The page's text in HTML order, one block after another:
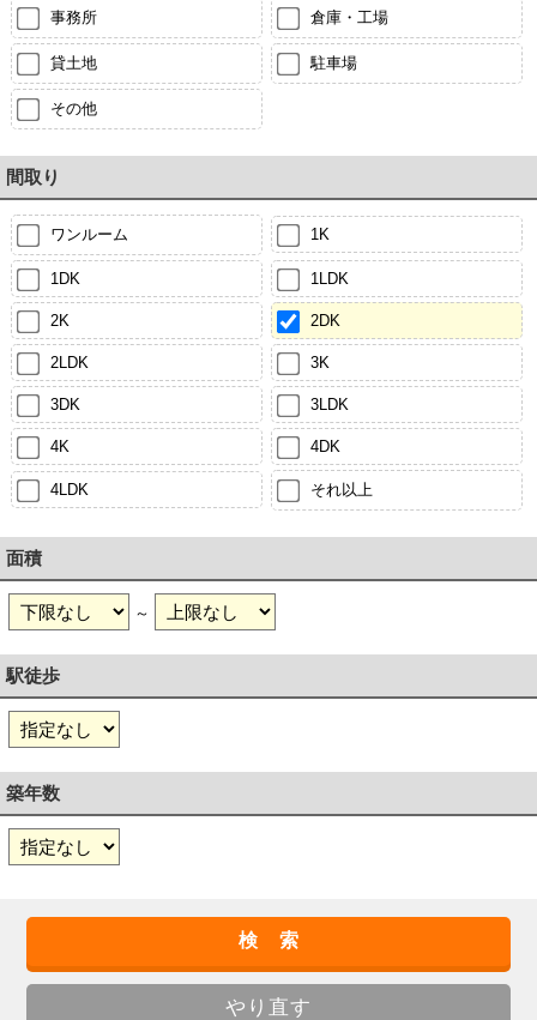
事務所 倉庫・工場
貸土地 駐車場
その他
間取り
ワンルーム 1K
1DK 1LDK
2K 2DK
2LDK 3K
3DK 3LDK
4K 4DK
4LDK それ以上
面積
～
駅徒歩
築年数